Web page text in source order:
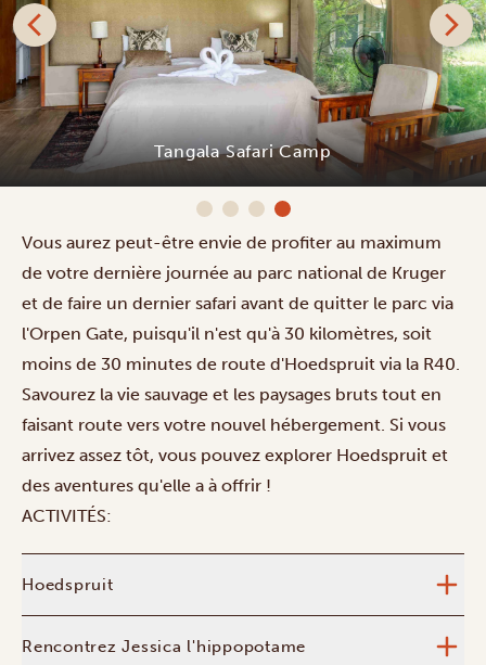
Tangala Safari Camp
Vous aurez peut-être envie de profiter au maximum
de votre dernière journée au parc national de Kruger
et de faire un dernier safari avant de quitter le parc via
l'Orpen Gate, puisqu'il n'est qu'à 30 kilomètres, soit
moins de 30 minutes de route d'Hoedspruit via la R40.
Savourez la vie sauvage et les paysages bruts tout en
faisant route vers votre nouvel hébergement. Si vous
arrivez assez tôt, vous pouvez explorer Hoedspruit et
des aventures qu'elle a à offrir !
ACTIVITÉS:
Hoedspruit
Rencontrez Jessica l'hippopotame